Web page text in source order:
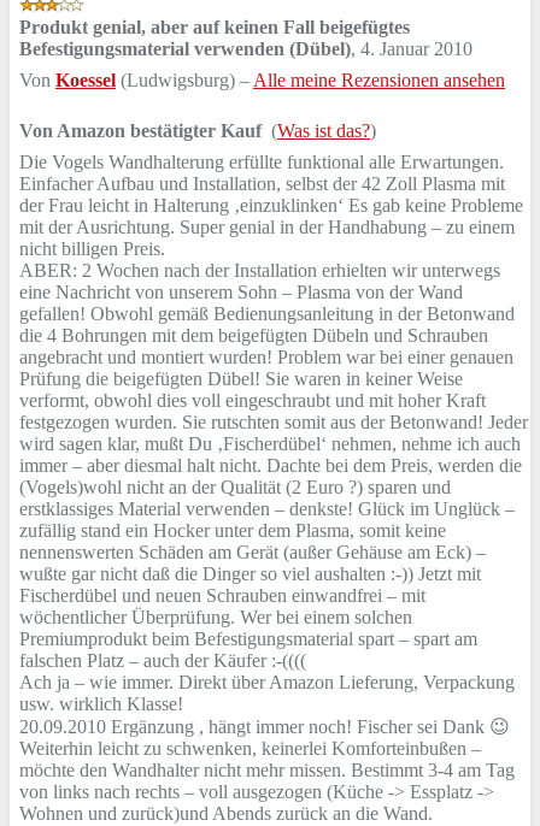
Produkt genial, aber auf keinen Fall beigefügtes
Befestigungsmaterial verwenden (Dübel), 4. Januar 2010
Von Koessel (Ludwigsburg) – Alle meine Rezensionen ansehen
Von Amazon bestätigter Kauf (Was ist das?)
Die Vogels Wandhalterung erfüllte funktional alle Erwartungen.
Einfacher Aufbau und Installation, selbst der 42 Zoll Plasma mit
der Frau leicht in Halterung ‚einzuklinken‘ Es gab keine Probleme
mit der Ausrichtung. Super genial in der Handhabung – zu einem
nicht billigen Preis.
ABER: 2 Wochen nach der Installation erhielten wir unterwegs
eine Nachricht von unserem Sohn – Plasma von der Wand
gefallen! Obwohl gemäß Bedienungsanleitung in der Betonwand
die 4 Bohrungen mit dem beigefügten Dübeln und Schrauben
angebracht und montiert wurden! Problem war bei einer genauen
Prüfung die beigefügten Dübel! Sie waren in keiner Weise
verformt, obwohl dies voll eingeschraubt und mit hoher Kraft
festgezogen wurden. Sie rutschten somit aus der Betonwand! Jeder
wird sagen klar, mußt Du ‚Fischerdübel‘ nehmen, nehme ich auch
immer – aber diesmal halt nicht. Dachte bei dem Preis, werden die
(Vogels)wohl nicht an der Qualität (2 Euro ?) sparen und
erstklassiges Material verwenden – denkste! Glück im Unglück –
zufällig stand ein Hocker unter dem Plasma, somit keine
nennenswerten Schäden am Gerät (außer Gehäuse am Eck) –
wußte gar nicht daß die Dinger so viel aushalten :-)) Jetzt mit
Fischerdübel und neuen Schrauben einwandfrei – mit
wöchentlicher Überprüfung. Wer bei einem solchen
Premiumprodukt beim Befestigungsmaterial spart – spart am
falschen Platz – auch der Käufer :-((((
Ach ja – wie immer. Direkt über Amazon Lieferung, Verpackung
usw. wirklich Klasse!
20.09.2010 Ergänzung , hängt immer noch! Fischer sei Dank 😉
Weiterhin leicht zu schwenken, keinerlei Komforteinbußen –
möchte den Wandhalter nicht mehr missen. Bestimmt 3-4 am Tag
von links nach rechts – voll ausgezogen (Küche -> Essplatz ->
Wohnen und zurück)und Abends zurück an die Wand.